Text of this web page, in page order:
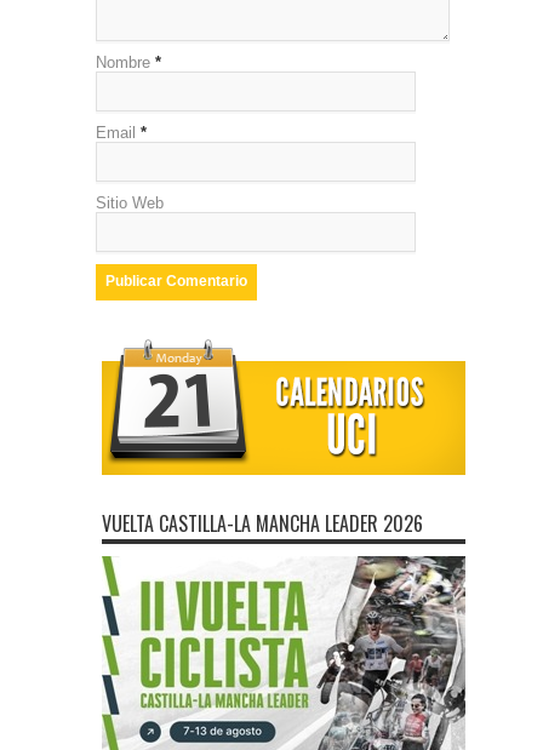
Nombre *
Email *
Sitio Web
VUELTA CASTILLA-LA MANCHA LEADER 2026